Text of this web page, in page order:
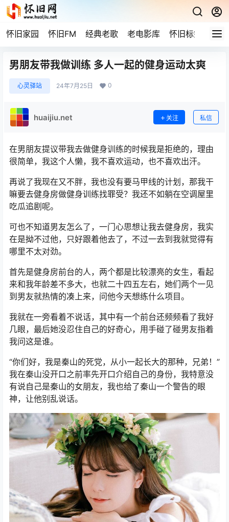
怀旧家园 怀旧FM 经典老歌 老电影库 怀旧标签 网
男朋友带我做训练 多人一起的健身运动太爽
心灵驿站 24年7月25日 0
huaijiu.net 关注 私信
在男朋友提议带我去做健身训练的时候我是拒绝的，理由
很简单，我这个人懒，我不喜欢运动，也不喜欢出汗。
再说了我现在又不胖，我也没有要马甲线的计划，那我干
嘛要去健身房做健身训练找罪受？我还不如躺在空调屋里
吃瓜追剧呢。
可也不知道男友怎么了，一门心思想让我去健身房，我实
在是拗不过他，只好跟着他去了，不过一去到我就觉得有
哪里不太对劲。
首先是健身房前台的人，两个都是比较漂亮的女生，看起
来和我年龄差不多大，也就二十四五左右，她们两个一见
到男友就热情的凑上来，问他今天想练什么项目。
我就在一旁看着不说话，其中有一个前台还频频看了我好
几眼，最后她没忍住自己的好奇心，用手碰了碰男友指着
我问这是谁。
“你们好，我是秦山的死党，从小一起长大的那种，兄弟！”
我在秦山没开口之前率先开口介绍自己的身份，我特意没
有说自己是秦山的女朋友，我也给了秦山一个警告的眼
神，让他别乱说话。